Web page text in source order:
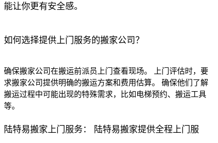
能让你更有安全感。
如何选择提供上门服务的搬家公司？
确保搬家公司在搬运前派员上门查看现场。 上门评估时，要
求搬家公司提供明确的搬运方案和费用估算。 确保他们了解
搬运过程中可能出现的特殊需求，比如电梯预约、搬运工具
等。
陆特易搬家上门服务： 陆特易搬家提供全程上门服